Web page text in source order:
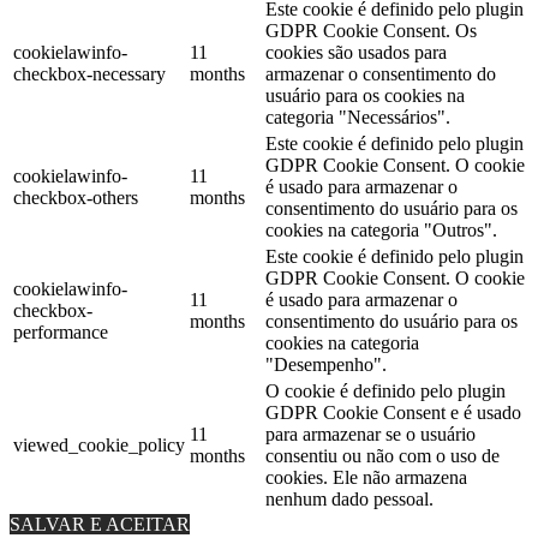
cookielawinfo-
checkbox-necessary
11
months
Este cookie é definido pelo plugin
GDPR Cookie Consent. Os
cookies são usados ​​para
armazenar o consentimento do
usuário para os cookies na
categoria "Necessários".
cookielawinfo-
checkbox-others
11
months
Este cookie é definido pelo plugin
GDPR Cookie Consent. O cookie
é usado para armazenar o
consentimento do usuário para os
cookies na categoria "Outros".
cookielawinfo-
checkbox-
performance
11
months
Este cookie é definido pelo plugin
GDPR Cookie Consent. O cookie
é usado para armazenar o
consentimento do usuário para os
cookies na categoria
"Desempenho".
viewed_cookie_policy
11
months
O cookie é definido pelo plugin
GDPR Cookie Consent e é usado
para armazenar se o usuário
consentiu ou não com o uso de
cookies. Ele não armazena
nenhum dado pessoal.
SALVAR E ACEITAR